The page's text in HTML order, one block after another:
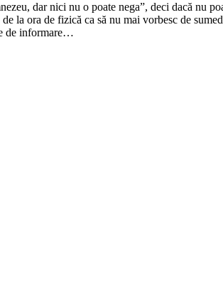
dar nici nu o poate nega”, deci dacă nu
la ora de fizică ca să nu mai vorbesc de
de informare…